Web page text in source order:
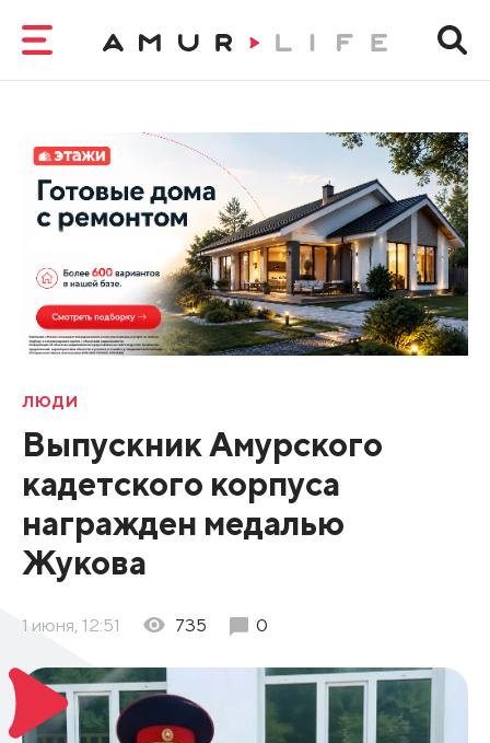
ЛЮДИ
Выпускник Амурского
кадетского корпуса
награжден медалью
Жукова
1 июня, 12:51 735 0